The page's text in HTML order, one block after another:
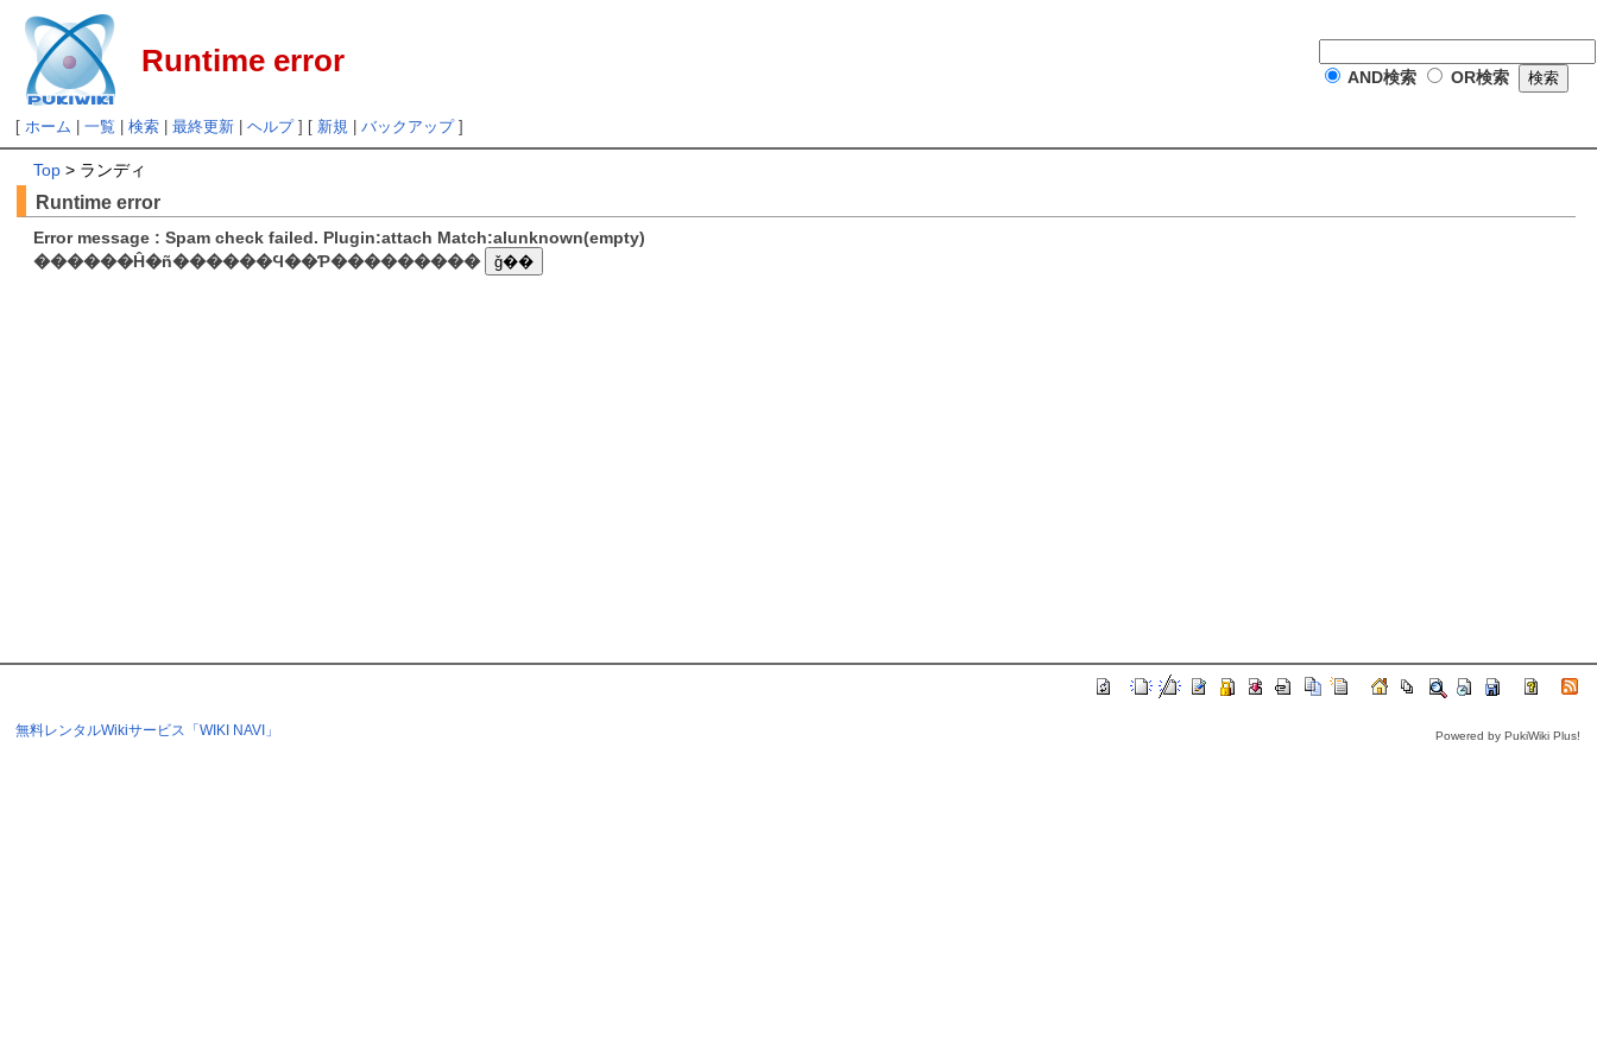
Runtime error AND検索 OR検索
[ホーム |一覧 |検索 |最終更新 |ヘルプ] [ 新規 |バックアップ]
Top > ランディ
Runtime error
Error message : Spam check failed. Plugin:attach Match:alunknown(empty)
������Ĥ�ñ������Ϥ��Ƥ���������
無料レンタルWikiサービス「WIKI NAVI」 Powered by PukiWiki Plus!